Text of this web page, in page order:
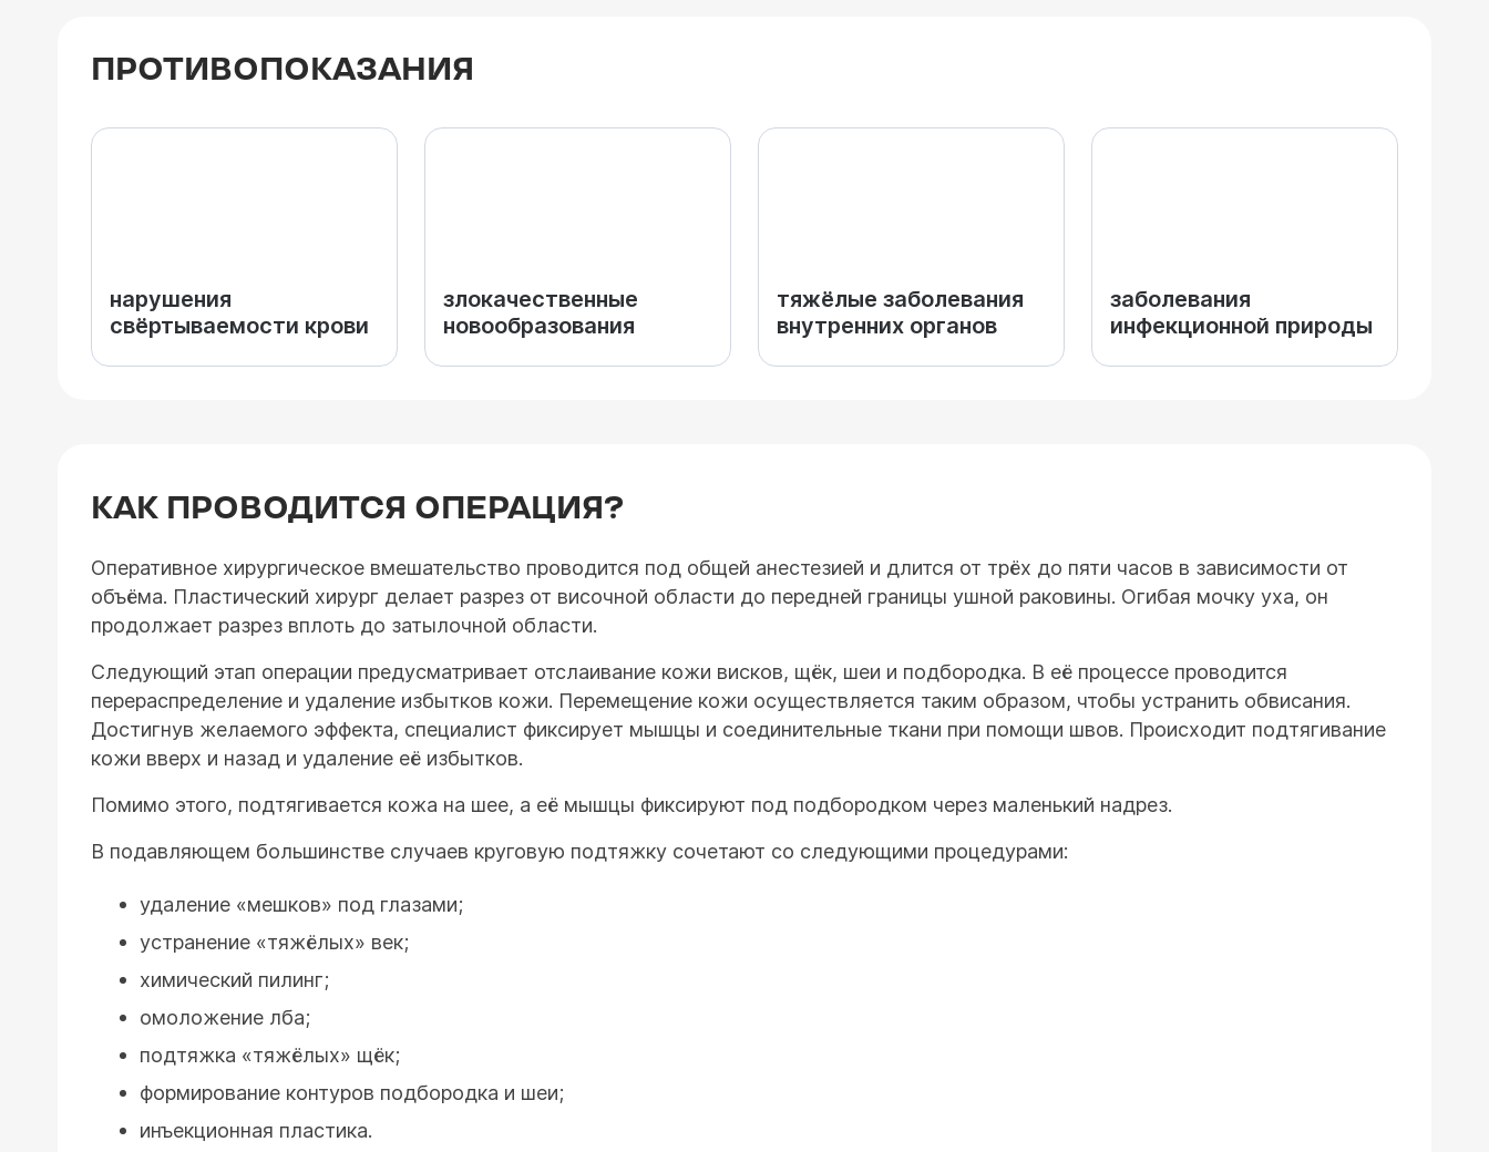
ПРОТИВОПОКАЗАНИЯ
нарушения
свёртываемости крови
злокачественные
новообразования
тяжёлые заболевания
внутренних органов
заболевания
инфекционной природы
КАК ПРОВОДИТСЯ ОПЕРАЦИЯ?
Оперативное хирургическое вмешательство проводится под общей анестезией и длится от трёх до пяти часов в зависимости от
объёма. Пластический хирург делает разрез от височной области до передней границы ушной раковины. Огибая мочку уха, он
продолжает разрез вплоть до затылочной области.
Следующий этап операции предусматривает отслаивание кожи висков, щёк, шеи и подбородка. В её процессе проводится
перераспределение и удаление избытков кожи. Перемещение кожи осуществляется таким образом, чтобы устранить обвисания.
Достигнув желаемого эффекта, специалист фиксирует мышцы и соединительные ткани при помощи швов. Происходит подтягивание
кожи вверх и назад и удаление её избытков.
Помимо этого, подтягивается кожа на шее, а её мышцы фиксируют под подбородком через маленький надрез.
В подавляющем большинстве случаев круговую подтяжку сочетают со следующими процедурами:
удаление «мешков» под глазами;
устранение «тяжёлых» век;
химический пилинг;
омоложение лба;
подтяжка «тяжёлых» щёк;
формирование контуров подбородка и шеи;
инъекционная пластика.